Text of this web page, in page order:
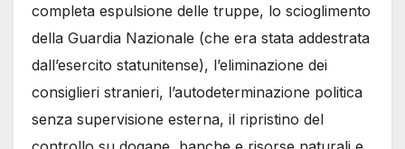
completa espulsione delle truppe, lo scioglimento
della Guardia Nazionale (che era stata addestrata
dall’esercito statunitense), l’eliminazione dei
consiglieri stranieri, l’autodeterminazione politica
senza supervisione esterna, il ripristino del